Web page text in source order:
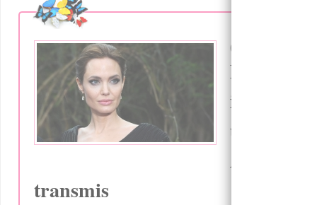
01 Ноября
un
Angelina
transmis